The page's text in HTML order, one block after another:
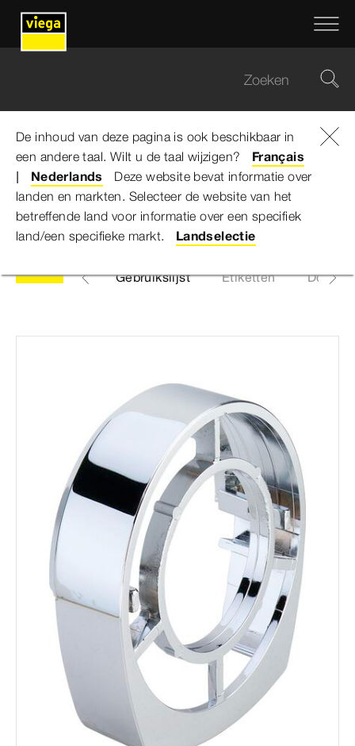
De inhoud van deze pagina is ook beschikbaar in
een andere taal. Wilt u de taal wijzigen?
Français
Nederlands
Deze website bevat informatie over
landen en markten. Selecteer de website van het
betreffende land voor informatie over een specifiek
land/een specifieke markt.
Landselectie
Viega Belgium ... Overlooprozet
Overlooprozet
Artikelen Gebruikslijst Etiketten